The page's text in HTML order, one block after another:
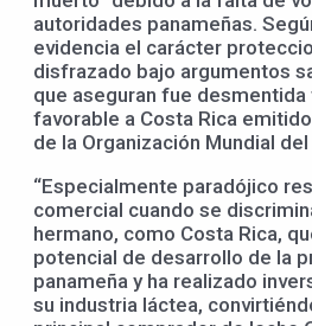
autoridades panameñas.
evidencia el carácter
disfrazado bajo argumentos
que aseguran fue
favorable a Costa Rica
de la Organización Mundial
“Especialmente paradójico
comercial cuando se
hermano, como Costa Rica,
potencial de desarrollo de la
panameña y ha realizado
su industria láctea,